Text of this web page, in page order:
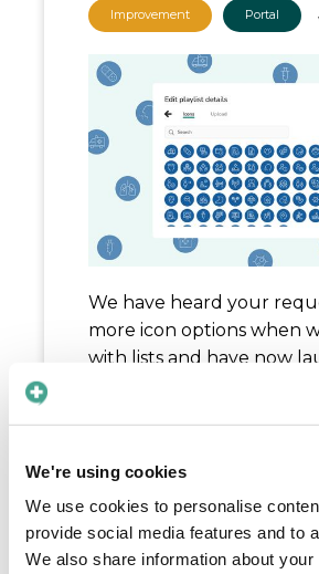
We're using cookies
We use cookies to personalise
provide social media features and to
We also share information about
Improvement Portal
We have heard your
more icon options when
with lists and have now
an icon library in the
content.
Do you have special
icons?Let us know !